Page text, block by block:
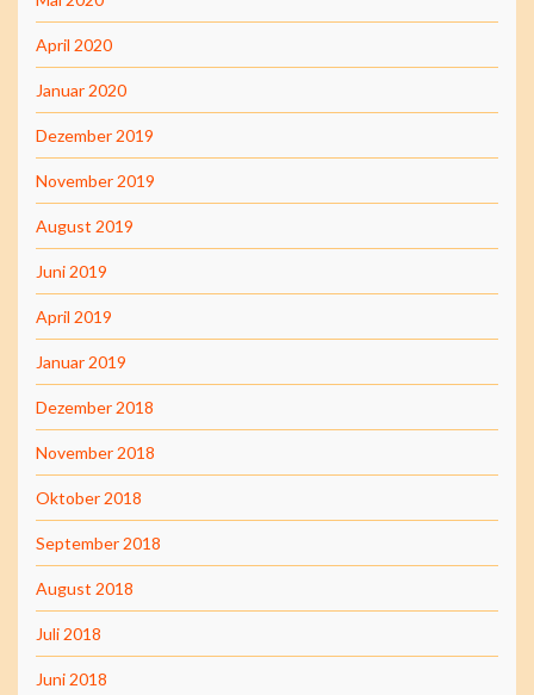
April 2020
Januar 2020
Dezember 2019
November 2019
August 2019
Juni 2019
April 2019
Januar 2019
Dezember 2018
November 2018
Oktober 2018
September 2018
August 2018
Juli 2018
Juni 2018